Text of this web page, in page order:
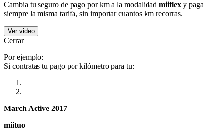
Cambia tu seguro de pago por km a la modalidad miiflex y paga
siempre la misma tarifa, sin importar cuantos km recorras.
Ver video
Cerrar
Por ejemplo:
Si contratas tu pago por kilómetro para tu:
March Active 2017
miituo